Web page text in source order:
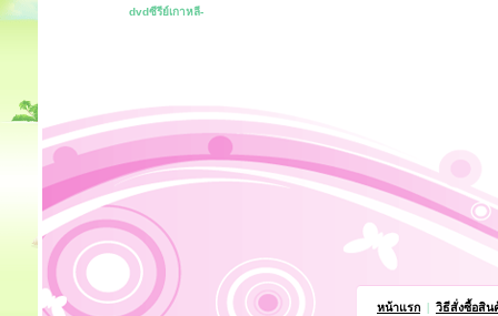
dvdซีรีย์เกาหลี-
หน้าแรก
วิธีสั่งซื้อสิน